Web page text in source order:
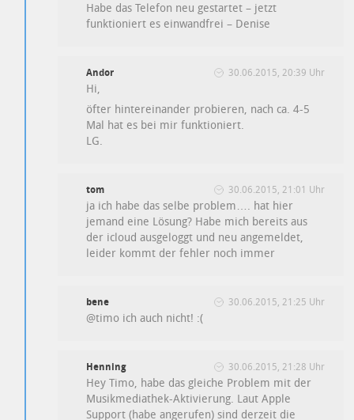
Habe das Telefon neu gestartet – jetzt
funktioniert es einwandfrei – Denise
Andor 30.06.2015, 20:39 Uhr
Hi,
öfter hintereinander probieren, nach ca. 4-5
Mal hat es bei mir funktioniert.
LG.
tom 30.06.2015, 21:01 Uhr
ja ich habe das selbe problem…. hat hier
jemand eine Lösung? Habe mich bereits aus
der icloud ausgeloggt und neu angemeldet,
leider kommt der fehler noch immer
bene 30.06.2015, 21:25 Uhr
@timo ich auch nicht! :(
Henning 30.06.2015, 21:28 Uhr
Hey Timo, habe das gleiche Problem mit der
Musikmediathek-Aktivierung. Laut Apple
Support (habe angerufen) sind derzeit die